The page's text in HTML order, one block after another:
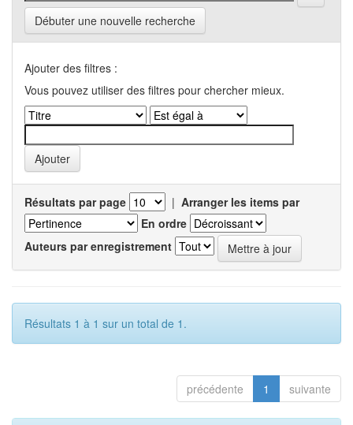
Débuter une nouvelle recherche
Ajouter des filtres :
Vous pouvez utiliser des filtres pour chercher mieux.
Résultats par page | Arranger les items par
En ordre
Auteurs par enregistrement
Résultats 1 à 1 sur un total de 1.
précédente 1 suivante